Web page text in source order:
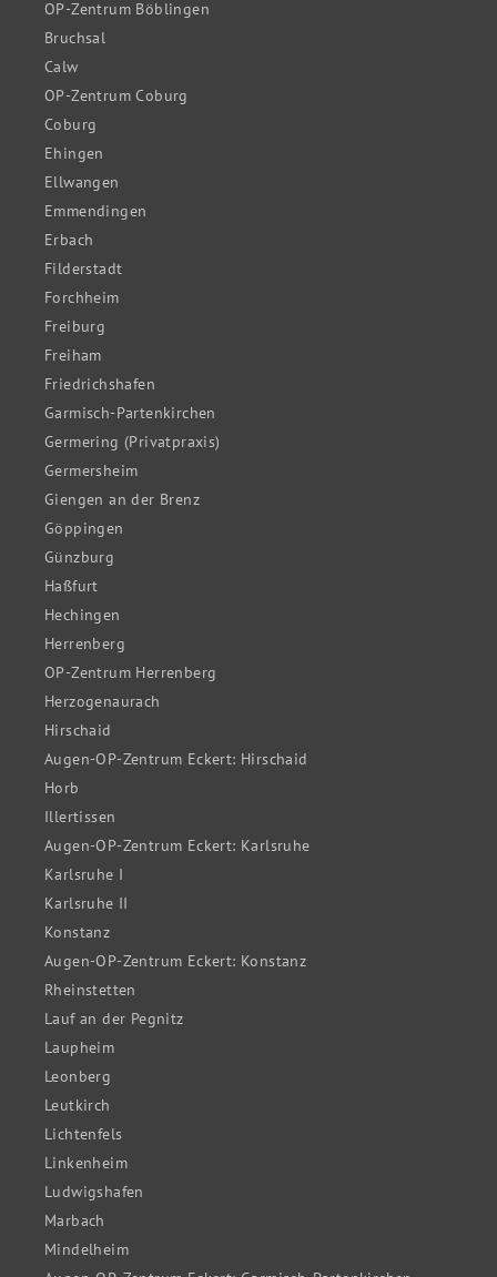
OP-Zentrum Böblingen
Bruchsal
Calw
OP-Zentrum Coburg
Coburg
Ehingen
Ellwangen
Emmendingen
Erbach
Filderstadt
Forchheim
Freiburg
Freiham
Friedrichshafen
Garmisch-Partenkirchen
Germering (Privatpraxis)
Germersheim
Giengen an der Brenz
Göppingen
Günzburg
Haßfurt
Hechingen
Herrenberg
OP-Zentrum Herrenberg
Herzogenaurach
Hirschaid
Augen-OP-Zentrum Eckert: Hirschaid
Horb
Illertissen
Augen-OP-Zentrum Eckert: Karlsruhe
Karlsruhe I
Karlsruhe II
Konstanz
Augen-OP-Zentrum Eckert: Konstanz
Rheinstetten
Lauf an der Pegnitz
Laupheim
Leonberg
Leutkirch
Lichtenfels
Linkenheim
Ludwigshafen
Marbach
Mindelheim